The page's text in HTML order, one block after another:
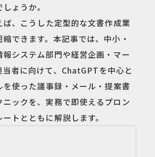
ょうか。
ば、こうした定型的な文書作成業
できます。本記事では、中小・
報システム部門や経営企画・マー
当者に向けて、ChatGPTを中心と
を使った議事録・メール・提案書
ニックを、実務で即使えるプロン
トとともに解説します。